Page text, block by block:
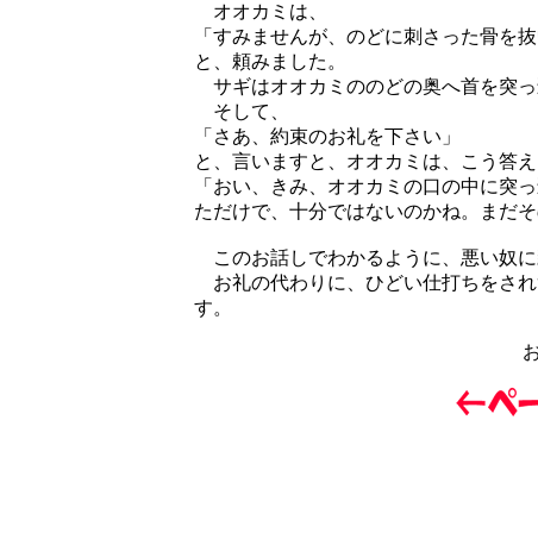
オオカミは、
「すみませんが、のどに刺さった骨を
と、頼みました。
サギはオオカミののどの奥へ首を突っ
そして、
「さあ、約束のお礼を下さい」
と、言いますと、オオカミは、こう答え
「おい、きみ、オオカミの口の中に突
ただけで、十分ではないのかね。まだ
このお話しでわかるように、悪い奴に
お礼の代わりに、ひどい仕打ちをさ
す。